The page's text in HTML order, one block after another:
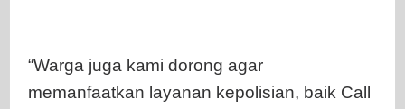
“Warga juga kami dorong agar
memanfaatkan layanan kepolisian, baik Call